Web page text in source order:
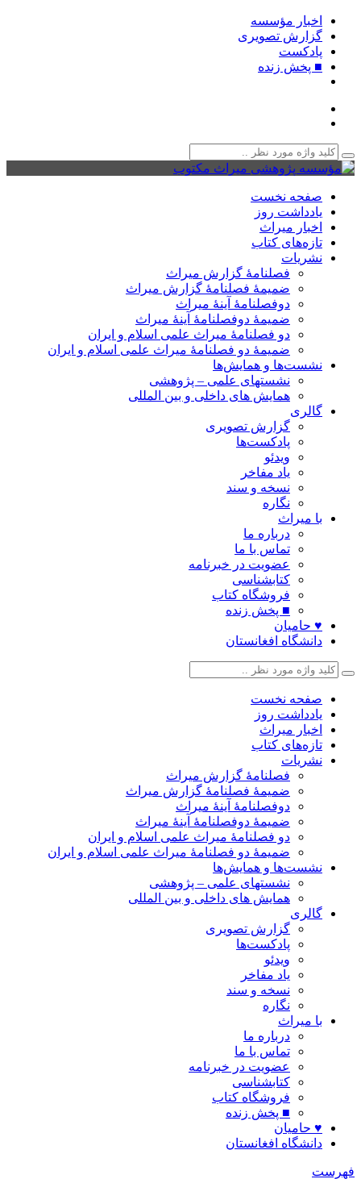
اخبار مؤسسه
گزارش تصویری
پادکست‌
■ پخش زنده
صفحه نخست
یادداشت روز
اخبار میراث
تازه‌های کتاب
نشریات
فصلنامۀ گزارش میراث
ضمیمۀ فصلنامۀ گزارش میراث
دوفصلنامۀ آینۀ میراث
ضمیمۀ دوفصلنامۀ آینۀ میراث
دو فصلنامۀ میراث علمی اسلام و ایران
ضمیمۀ دو فصلنامۀ میراث علمی اسلام و ایران
نشست‌ها و همایش‌ها
نشستهای علمی – پژوهشی
همایش های داخلی و بین المللی
گالری
گزارش تصویری
پادکست‌ها
ویدئو
یاد مفاخر
نسخه و سند
نگاره
با میراث
درباره ما
تماس با ما
عضویت در خبرنامه
کتابشناسی
فروشگاه کتاب
■ پخش زنده
♥ حامیان
دانشگاه افغانستان
صفحه نخست
یادداشت روز
اخبار میراث
تازه‌های کتاب
نشریات
فصلنامۀ گزارش میراث
ضمیمۀ فصلنامۀ گزارش میراث
دوفصلنامۀ آینۀ میراث
ضمیمۀ دوفصلنامۀ آینۀ میراث
دو فصلنامۀ میراث علمی اسلام و ایران
ضمیمۀ دو فصلنامۀ میراث علمی اسلام و ایران
نشست‌ها و همایش‌ها
نشستهای علمی – پژوهشی
همایش های داخلی و بین المللی
گالری
گزارش تصویری
پادکست‌ها
ویدئو
یاد مفاخر
نسخه و سند
نگاره
با میراث
درباره ما
تماس با ما
عضویت در خبرنامه
کتابشناسی
فروشگاه کتاب
■ پخش زنده
♥ حامیان
دانشگاه افغانستان
فهرست